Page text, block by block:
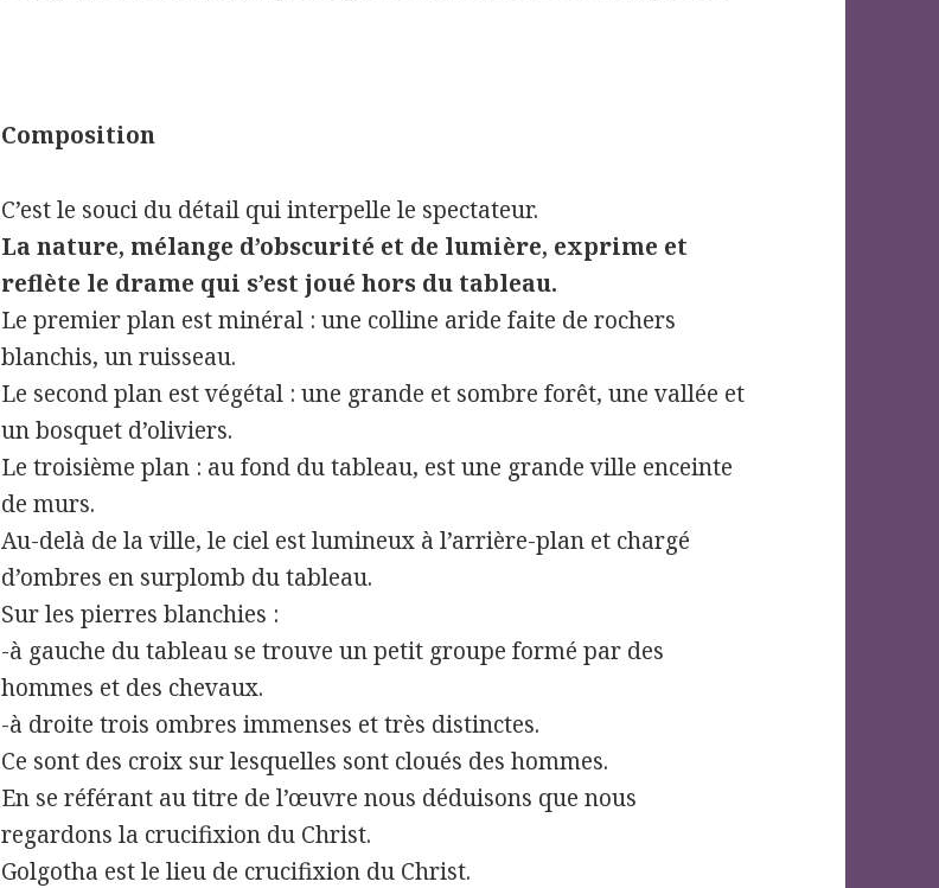
Composition
C’est le souci du détail qui interpelle le spectateur.
La nature, mélange d’obscurité et de lumière, exprime et
reflète le drame qui s’est joué hors du tableau.
Le premier plan est minéral : une colline aride faite de rochers
blanchis, un ruisseau.
Le second plan est végétal : une grande et sombre forêt, une vallée et
un bosquet d’oliviers.
Le troisième plan : au fond du tableau, est une grande ville enceinte
de murs.
Au-delà de la ville, le ciel est lumineux à l’arrière-plan et chargé
d’ombres en surplomb du tableau.
Sur les pierres blanchies :
-à gauche du tableau se trouve un petit groupe formé par des
hommes et des chevaux.
-à droite trois ombres immenses et très distinctes.
Ce sont des croix sur lesquelles sont cloués des hommes.
En se référant au titre de l’œuvre nous déduisons que nous
regardons la crucifixion du Christ.
Golgotha est le lieu de crucifixion du Christ.